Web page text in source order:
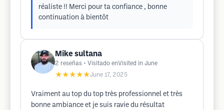
réaliste !! Merci pour ta confiance , bonne
continuation à bientôt
Mike sultana
2 reseñas • Visitado enVisited in June
★★★★★June 17, 2025
Vraiment au top du top très professionnel et très
bonne ambiance et je suis ravie du résultat